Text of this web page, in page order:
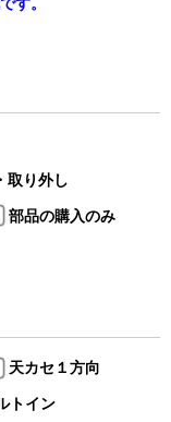
取り外し
部品の購入のみ
天カセ１方向
トイン